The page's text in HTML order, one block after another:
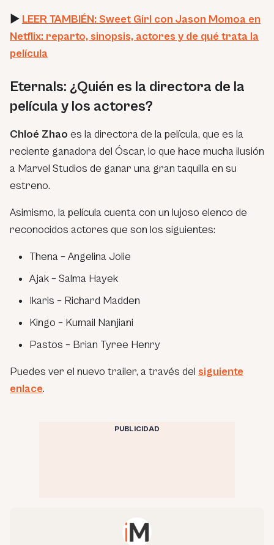
► LEER TAMBIÉN: Sweet Girl con Jason Momoa en
Netflix: reparto, sinopsis, actores y de qué trata la
película
Eternals: ¿Quién es la directora de la
película y los actores?
Chloé Zhao es la directora de la película, que es la
reciente ganadora del Óscar, lo que hace mucha ilusión
a Marvel Studios de ganar una gran taquilla en su
estreno.
Asimismo, la película cuenta con un lujoso elenco de
reconocidos actores que son los siguientes:
Thena – Angelina Jolie
Ajak – Salma Hayek
Ikaris – Richard Madden
Kingo – Kumail Nanjiani
Pastos – Brian Tyree Henry
Puedes ver el nuevo trailer, a través del siguiente
enlace.
PUBLICIDAD